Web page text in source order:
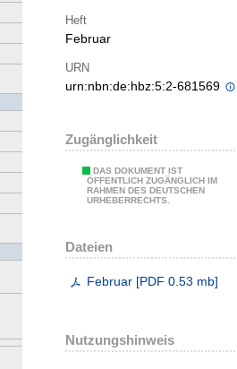
Heft
Februar
URN
urn:nbn:de:hbz:5:2-681569
Zugänglichkeit
DAS DOKUMENT IST
ÖFFENTLICH ZUGÄNGLICH IM
RAHMEN DES DEUTSCHEN
URHEBERRECHTS.
Dateien
Februar [PDF 0.53 mb]
Nutzungshinweis